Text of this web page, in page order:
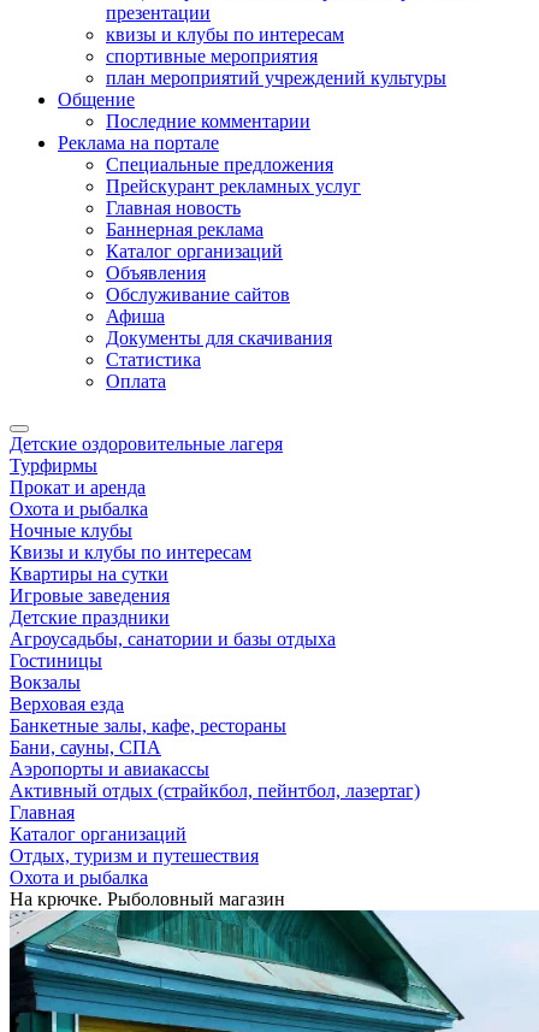
презентации
квизы и клубы по интересам
спортивные мероприятия
план мероприятий учреждений культуры
Общение
Последние комментарии
Реклама на портале
Специальные предложения
Прейскурант рекламных услуг
Главная новость
Баннерная реклама
Каталог организаций
Объявления
Обслуживание сайтов
Афиша
Документы для скачивания
Статистика
Оплата
Детские оздоровительные лагеря
Турфирмы
Прокат и аренда
Охота и рыбалка
Ночные клубы
Квизы и клубы по интересам
Квартиры на сутки
Игровые заведения
Детские праздники
Агроусадьбы, санатории и базы отдыха
Гостиницы
Вокзалы
Верховая езда
Банкетные залы, кафе, рестораны
Бани, сауны, СПА
Аэропорты и авиакассы
Активный отдых (страйкбол, пейнтбол, лазертаг)
Главная
Каталог организаций
Отдых, туризм и путешествия
Охота и рыбалка
На крючке. Рыболовный магазин